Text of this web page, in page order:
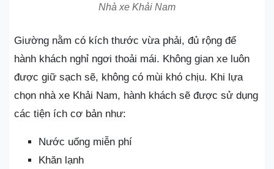
Nhà xe Khải Nam
Giường nằm có kích thước vừa phải, đủ rộng để
hành khách nghỉ ngơi thoải mái. Không gian xe luôn
được giữ sạch sẽ, không có mùi khó chịu. Khi lựa
chọn nhà xe Khải Nam, hành khách sẽ được sử dụng
các tiện ích cơ bản như:
Nước uống miễn phí
Khăn lạnh